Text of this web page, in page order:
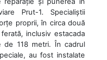
Prut-1. Specialiștii
proprii, în circa două
inclusiv estacada
de 118 metri. În cadrul
au fost instalate